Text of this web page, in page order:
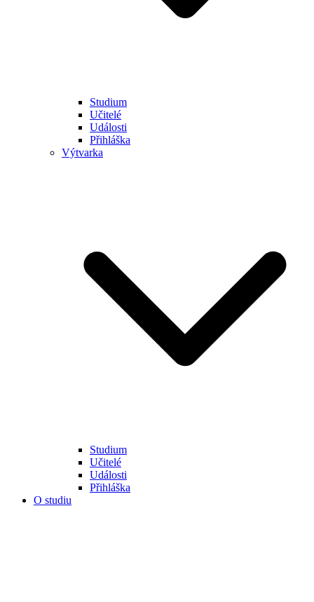
Studium
Učitelé
Události
Přihláška
Výtvarka
Studium
Učitelé
Události
Přihláška
O studiu